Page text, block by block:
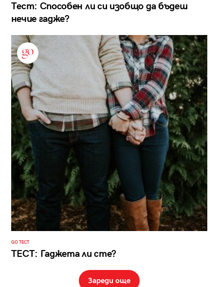
Тест: Способен ли си изобщо да бъдеш
нечие гадже?
GO ТЕСТ
ТЕСТ: Гаджета ли сте?
Зареди още